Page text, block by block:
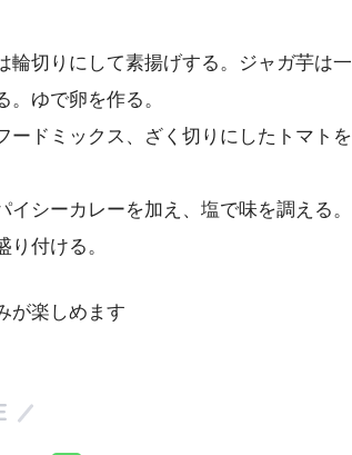
輪切りにして素揚げする。ジャガ芋は一
ゆで卵を作る。
ードミックス、ざく切りにしたトマトを
シーカレーを加え、塩で味を調える。
付ける。
が楽しめます